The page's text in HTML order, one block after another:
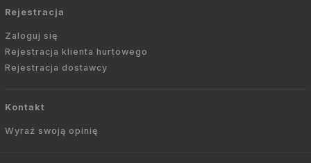
Rejestracja
Zaloguj się
Rejestracja klienta hurtowego
Rejestracja dostawcy
Kontakt
Wyraź swoją opinię